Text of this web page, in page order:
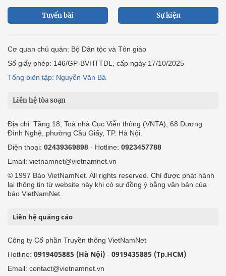
Tuyến bài Sự kiện
Cơ quan chủ quản: Bộ Dân tộc và Tôn giáo
Số giấy phép: 146/GP-BVHTTDL, cấp ngày 17/10/2025
Tổng biên tập: Nguyễn Văn Bá
Liên hệ tòa soạn
Địa chỉ: Tầng 18, Toà nhà Cục Viễn thông (VNTA), 68 Dương
Đình Nghệ, phường Cầu Giấy, TP. Hà Nội.
Điện thoại: 02439369898 - Hotline: 0923457788
Email: vietnamnet@vietnamnet.vn
© 1997 Báo VietNamNet. All rights reserved. Chỉ được phát hành
lại thông tin từ website này khi có sự đồng ý bằng văn bản của
báo VietNamNet.
Liên hệ quảng cáo
Công ty Cổ phần Truyền thông VietNamNet
Hotline: 0919405885 (Hà Nội) - 0919435885 (Tp.HCM)
Email: contact@vietnamnet.vn